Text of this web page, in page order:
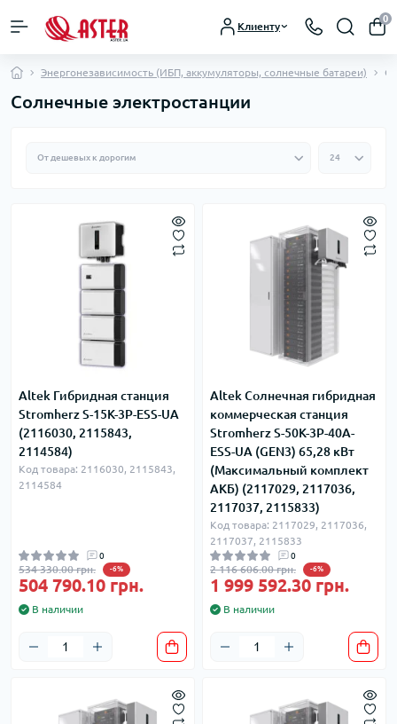
Клиенту
0
Энергонезависимость (ИБП, аккумуляторы, солнечные батареи)
Солнечные электростанции
Altek Гибридная станция
Stromherz S-15K-3P-ESS-UA
(2116030, 2115843,
2114584)
Код товара: 2116030, 2115843,
2114584
0
534 330.00 грн. -6%
504 790.10 грн.
В наличии
Altek Солнечная гибридная
коммерческая станция
Stromherz S-50K-3Р-40А-
ESS-UA (GEN3) 65,28 кВт
(Максимальный комплект
АКБ) (2117029, 2117036,
2117037, 2115833)
Код товара: 2117029, 2117036,
2117037, 2115833
0
2 116 606.00 грн. -6%
1 999 592.30 грн.
В наличии